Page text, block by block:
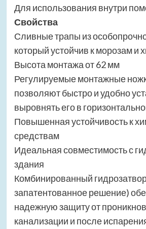
Для использования внутри
Свойства
Сливные трапы из
который устойчив к морозам и
Высота монтажа от 62 мм
Регулируемые монтажные
позволяют быстро и удобно
выровнять его в
Повышенная устойчивость к
средствам
Идеальная совместимость с
здания
Комбинированный
запатентованное решение)
надежную защиту от
канализации и после